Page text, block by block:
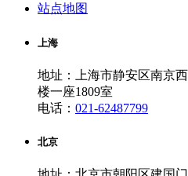
站点地图
上海
地址：上海市静安区南京
楼一座1809室
电话： 021-62487799
北京